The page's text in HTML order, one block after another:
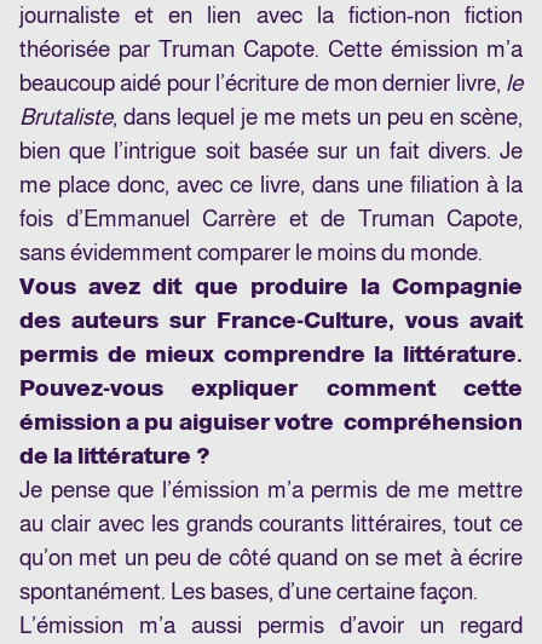
journaliste et en lien avec la fiction-non fiction
théorisée par Truman Capote. Cette émission m’a
beaucoup aidé pour l’écriture de mon dernier livre, le
Brutaliste, dans lequel je me mets un peu en scène,
bien que l’intrigue soit basée sur un fait divers. Je
me place donc, avec ce livre, dans une filiation à la
fois d’Emmanuel Carrère et de Truman Capote,
sans évidemment comparer le moins du monde.
Vous avez dit que produire la Compagnie
des auteurs sur France-Culture, vous avait
permis de mieux comprendre la littérature.
Pouvez-vous expliquer comment cette
émission a pu aiguiser votre compréhension
de la littérature ?
Je pense que l’émission m’a permis de me mettre
au clair avec les grands courants littéraires, tout ce
qu’on met un peu de côté quand on se met à écrire
spontanément. Les bases, d’une certaine façon.
L’émission m’a aussi permis d’avoir un regard